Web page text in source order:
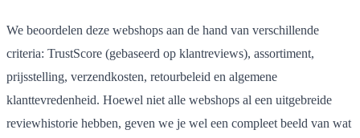
We beoordelen deze webshops aan de hand van verschillende
criteria: TrustScore (gebaseerd op klantreviews), assortiment,
prijsstelling, verzendkosten, retourbeleid en algemene
klanttevredenheid. Hoewel niet alle webshops al een uitgebreide
reviewhistorie hebben, geven we je wel een compleet beeld van wat